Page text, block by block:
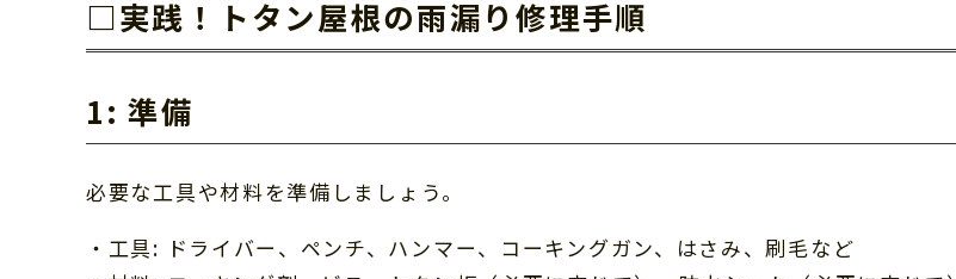
□実践！トタン屋根の雨漏り修理手順
1: 準備
必要な工具や材料を準備しましょう。
・工具: ドライバー、ペンチ、ハンマー、コーキングガン、はさみ、刷毛など